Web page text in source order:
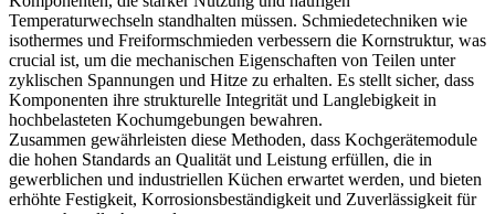
Temperaturwechseln standhalten müssen. Schmiedetechniken wie
isothermes und Freiformschmieden verbessern die Kornstruktur, was
crucial ist, um die mechanischen Eigenschaften von Teilen unter
zyklischen Spannungen und Hitze zu erhalten. Es stellt sicher, dass
Komponenten ihre strukturelle Integrität und Langlebigkeit in
hochbelasteten Kochumgebungen bewahren.
Zusammen gewährleisten diese Methoden, dass Kochgerätemodule
die hohen Standards an Qualität und Leistung erfüllen, die in
gewerblichen und industriellen Küchen erwartet werden, und bieten
erhöhte Festigkeit, Korrosionsbeständigkeit und Zuverlässigkeit für